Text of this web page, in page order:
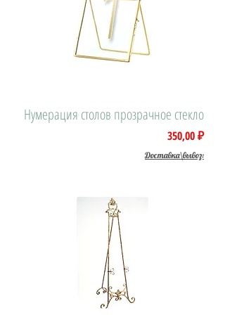
Нумерация столов прозрачное стекло
Цена
350,00 ₽
Доставка\вывоз: